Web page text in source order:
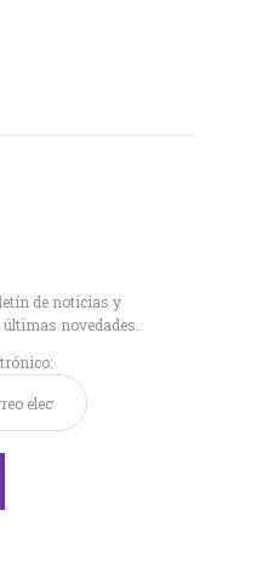
de noticias y
novedades.